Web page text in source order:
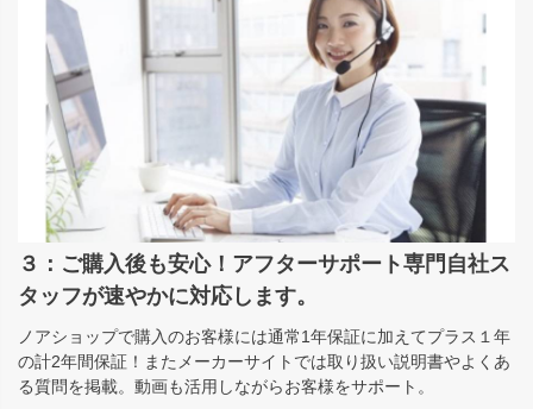
３：ご購入後も安心！アフターサポート専門自社ス
タッフが速やかに対応します。
ノアショップで購入のお客様には通常1年保証に加えてプラス１年
の計2年間保証！またメーカーサイトでは取り扱い説明書やよくあ
る質問を掲載。動画も活用しながらお客様をサポート。